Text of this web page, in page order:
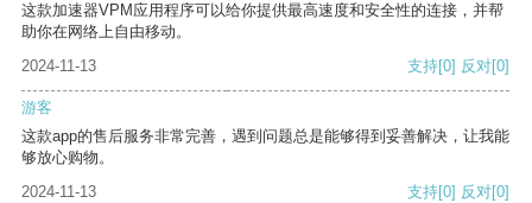
这款加速器VPM应用程序可以给你提供最高速度和安全性的连接，并帮
助你在网络上自由移动。
2024-11-13
支持[0] 反对[0]
游客
这款app的售后服务非常完善，遇到问题总是能够得到妥善解决，让我能
够放心购物。
2024-11-13
支持[0] 反对[0]